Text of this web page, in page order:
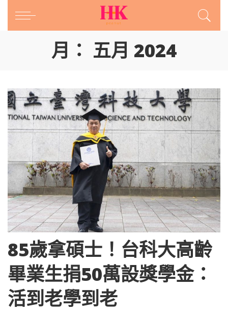
月： 五月 2024
85歲拿碩士！台科大高齡
畢業生捐50萬設獎學金：
活到老學到老